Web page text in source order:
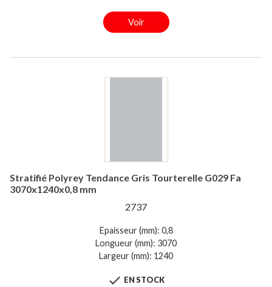
Voir
Stratifié Polyrey Tendance Gris Tourterelle G029 Fa
3070x1240x0,8 mm
2737
Epaisseur (mm): 0,8
Longueur (mm): 3070
Largeur (mm): 1240
 EN STOCK